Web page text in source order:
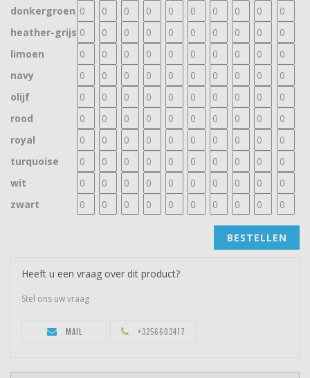
donkergroen
heather-grijs
limoen
navy
olijf
rood
royal
turquoise
wit
zwart
BESTELLEN
Heeft u een vraag over dit product?
Stel ons uw vraag
MAIL +3256603417